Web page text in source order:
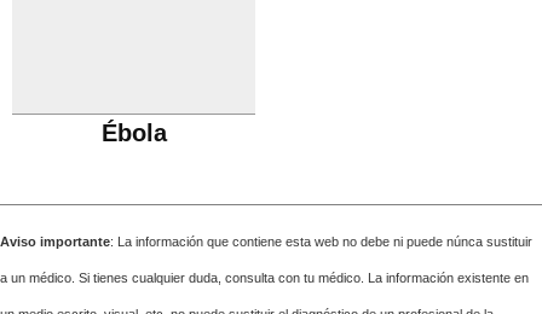
Ébola
Aviso importante: La información que contiene esta web no debe ni puede núnca sustituir
a un médico. Si tienes cualquier duda, consulta con tu médico. La información existente en